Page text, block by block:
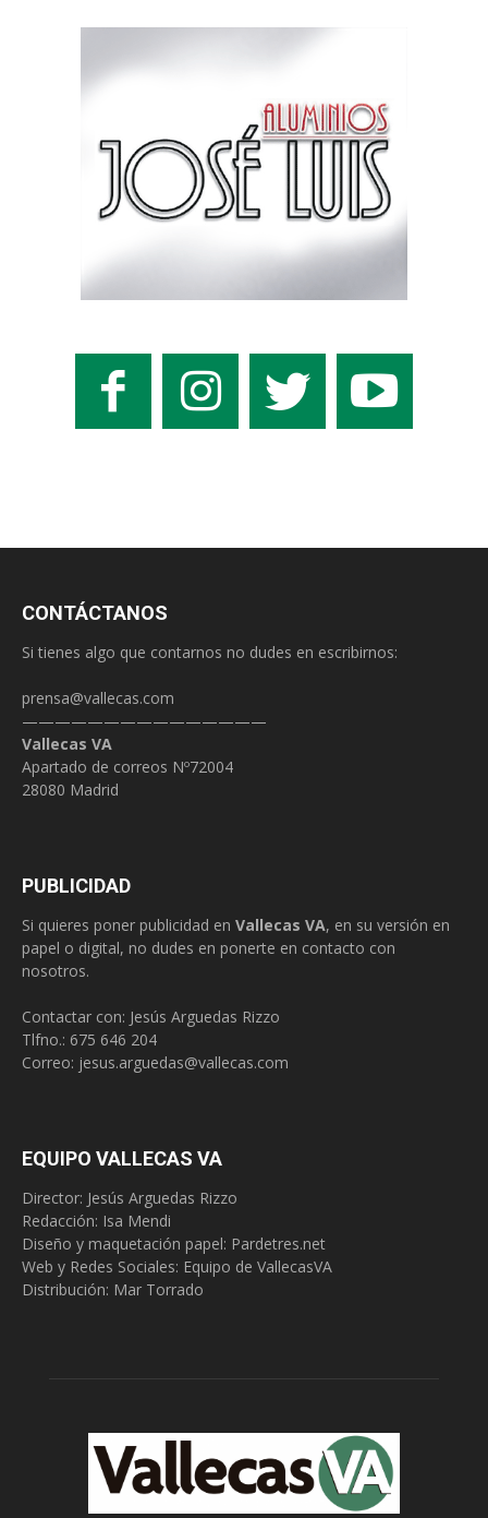
CONTÁCTANOS
Si tienes algo que contarnos no dudes en escribirnos:
prensa@vallecas.com
———————————————
Vallecas VA
Apartado de correos Nº72004
28080 Madrid
PUBLICIDAD
Si quieres poner publicidad en Vallecas VA, en su versión en
papel o digital, no dudes en ponerte en contacto con
nosotros.
Contactar con: Jesús Arguedas Rizzo
Tlfno.: 675 646 204
Correo: jesus.arguedas@vallecas.com
EQUIPO VALLECAS VA
Director: Jesús Arguedas Rizzo
Redacción: Isa Mendi
Diseño y maquetación papel: Pardetres.net
Web y Redes Sociales: Equipo de VallecasVA
Distribución: Mar Torrado